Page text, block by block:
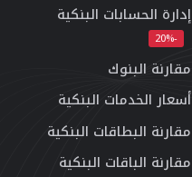
إدارة الحسابات البنكية
-20%
مقارنة البنوك
أسعار الخدمات البنكية
مقارنة البطاقات البنكية
مقارنة الباقات البنكية